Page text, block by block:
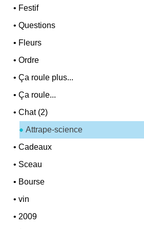
• Festif
•Questions
• Fleurs
•Ordre
•Ça roule plus...
•Ça roule...
•Chat (2)
Attrape-science
•Cadeaux
• Sceau
• Bourse
•vin
•2009